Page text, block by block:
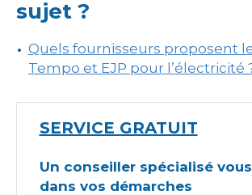
sujet ?
Quels fournisseurs proposent
Tempo et EJP pour l’électricité
SERVICE GRATUIT
Un conseiller spécialisé
dans vos démarches